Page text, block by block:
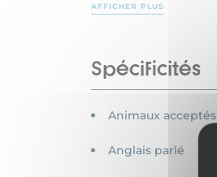
AFFICHER PLUS
Spécificités
Animaux acceptés
Anglais parlé